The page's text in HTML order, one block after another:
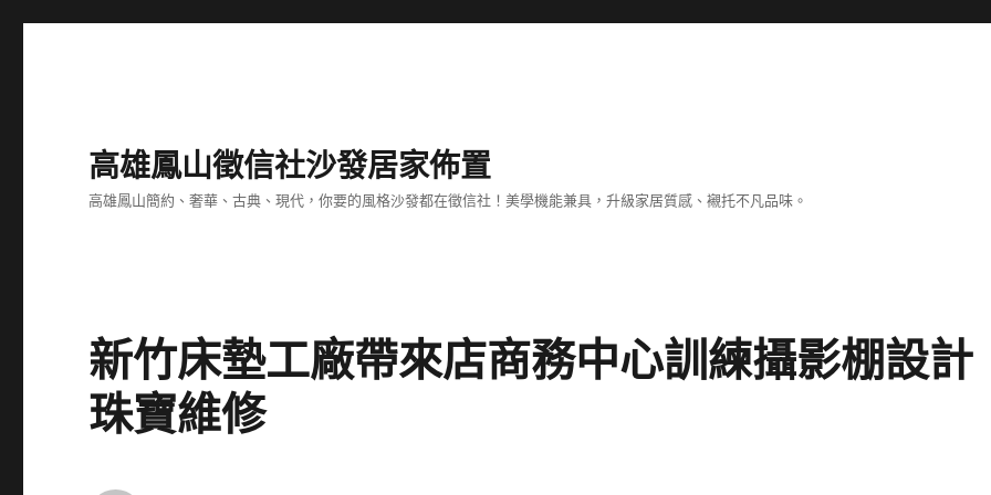
高雄鳳山徵信社沙發居家佈置
高雄鳳山簡約、奢華、古典、現代，你要的風格沙發都在徵信社！美學機能兼具，升級家居質感、襯托不凡品味。
新竹床墊工廠帶來店商務中心訓練攝影棚設計
珠寶維修